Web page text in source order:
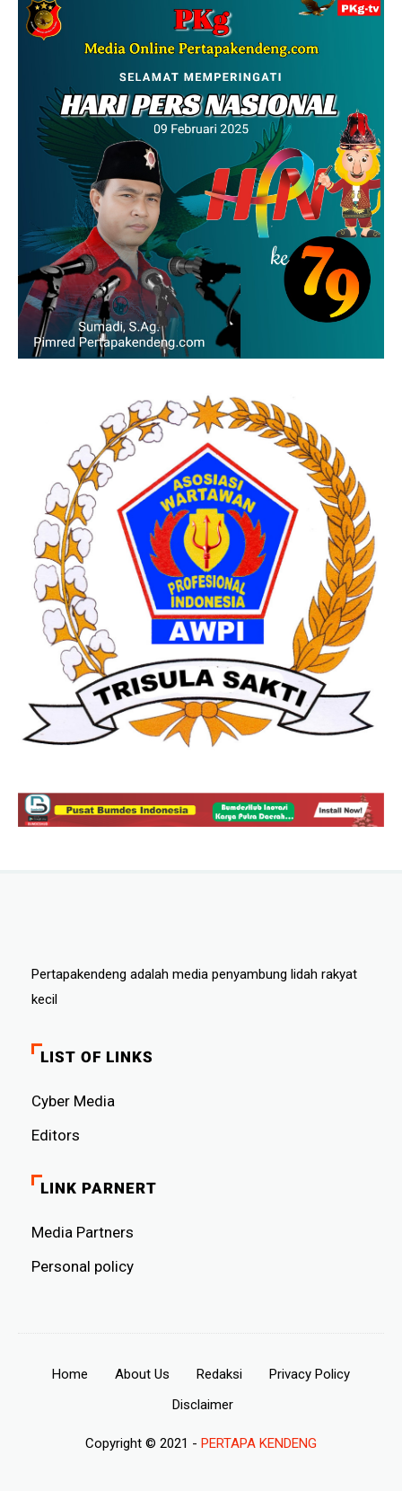
Pertapakendeng adalah media penyambung lidah rakyat
kecil
LIST OF LINKS
Cyber ​​Media
Editors
LINK PARNERT
Media Partners
Personal policy
Home About Us Redaksi
Privacy Policy
Disclaimer
Copyright © 2021 - PERTAPA KENDENG